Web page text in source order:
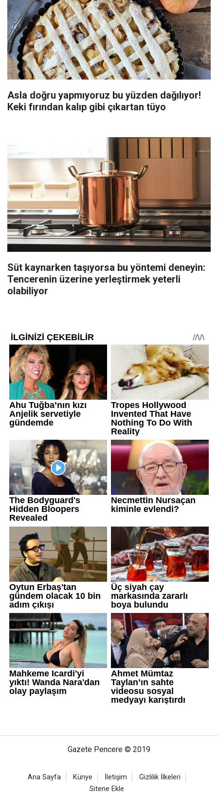
Asla doğru yapmıyoruz bu yüzden dağılıyor!
Keki fırından kalıp gibi çıkartan tüyo
Süt kaynarken taşıyorsa bu yöntemi deneyin:
Tencerenin üzerine yerleştirmek yeterli
olabiliyor
Gazete Pencere © 2019
Ana Sayfa Künye İletişim
Gizlilik İlkeleri
Sitene Ekle